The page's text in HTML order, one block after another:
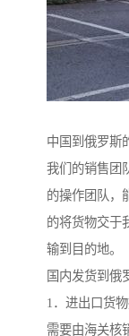
中国到俄罗斯
我们的销售团
的操作团队，
的将货物交于
输到目的地。
国内发货到俄
1．进出口货
需要由海关核